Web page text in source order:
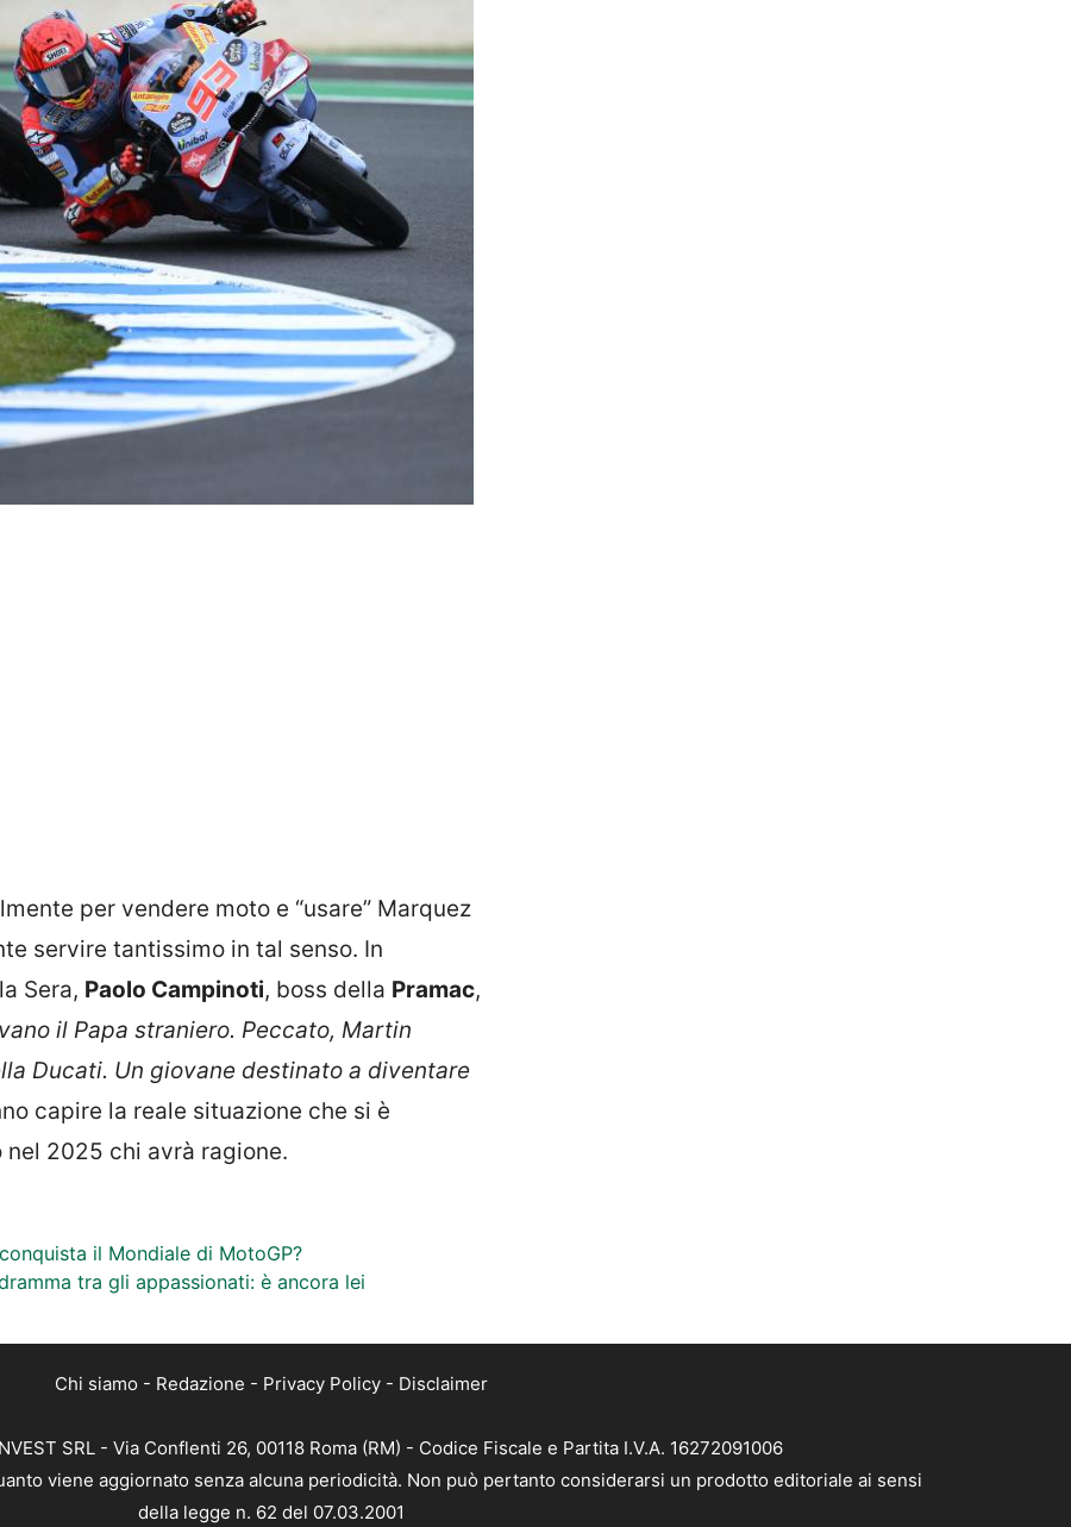
per vendere moto e “usare” Marquez
servire tantissimo in tal senso. In
Sera, Paolo Campinoti, boss della Pramac,
il Papa straniero. Peccato, Martin
Ducati. Un giovane destinato a diventare
capire la reale situazione che si è
2025 chi avrà ragione.
il Mondiale di MotoGP?
tra gli appassionati: è ancora lei
Chi siamo - Redazione - Privacy Policy - Disclaimer
SRL - Via Conflenti 26, 00118 Roma (RM) - Codice Fiscale e Partita I.V.A. 16272091006
viene aggiornato senza alcuna periodicità. Non può pertanto considerarsi un prodotto editoriale ai sensi
della legge n. 62 del 07.03.2001